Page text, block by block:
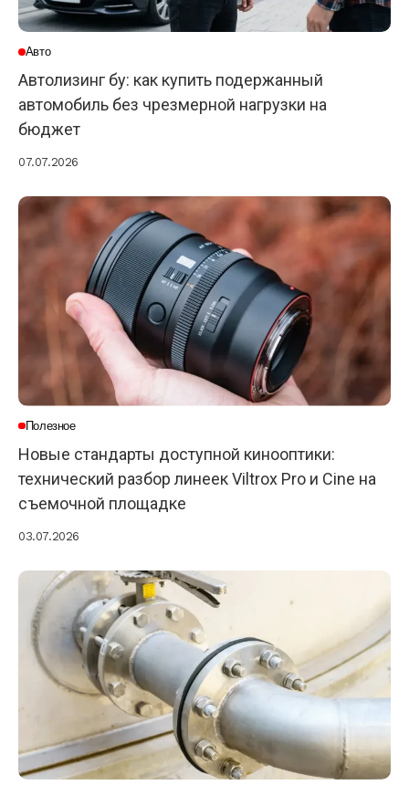
Авто
Автолизинг бу: как купить подержанный
автомобиль без чрезмерной нагрузки на
бюджет
07.07.2026
Полезное
Новые стандарты доступной кинооптики:
технический разбор линеек Viltrox Pro и Cine на
съемочной площадке
03.07.2026